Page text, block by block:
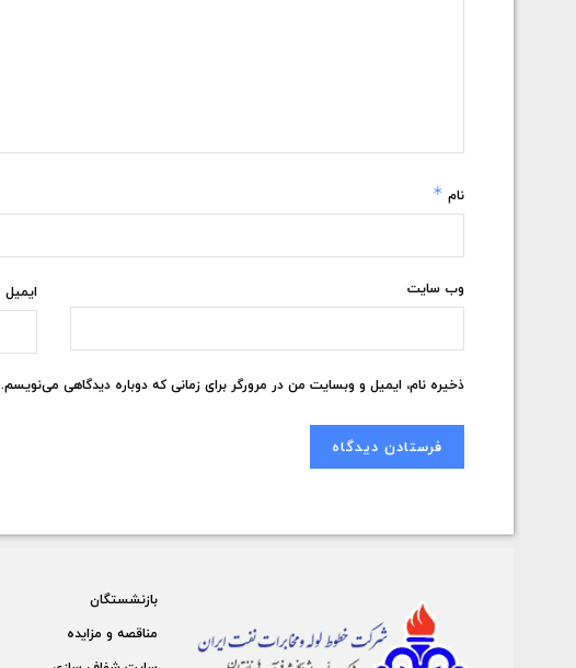
نام *
ایمیل وب‌ سایت
ذخیره نام، ایمیل و وبسایت من در مرورگر برای زمانی که دوباره دیدگاهی می‌نویسم.
بازنشستگان
مناقصه و مزايده